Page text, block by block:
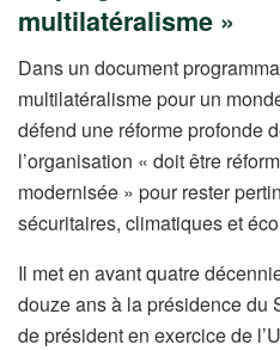
multilatéralisme »
Dans un document
multilatéralisme pour un
défend une réforme profonde
l’organisation « doit être
modernisée » pour rester
sécuritaires, climatiques et
Il met en avant quatre
douze ans à la présidence du
de président en exercice de